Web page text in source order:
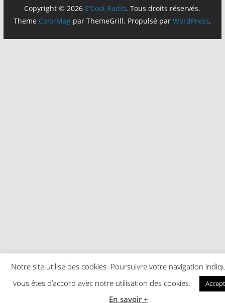
Copyright © 2026 S'Cool Radio. Tous droits réservés.
Theme ColorMag par ThemeGrill. Propulsé parWordPress.
Notre site utilise des cookies. Poursuivre votre navigation
vous êtes d’accord avec notre utilisation des cookies.
En savoir +